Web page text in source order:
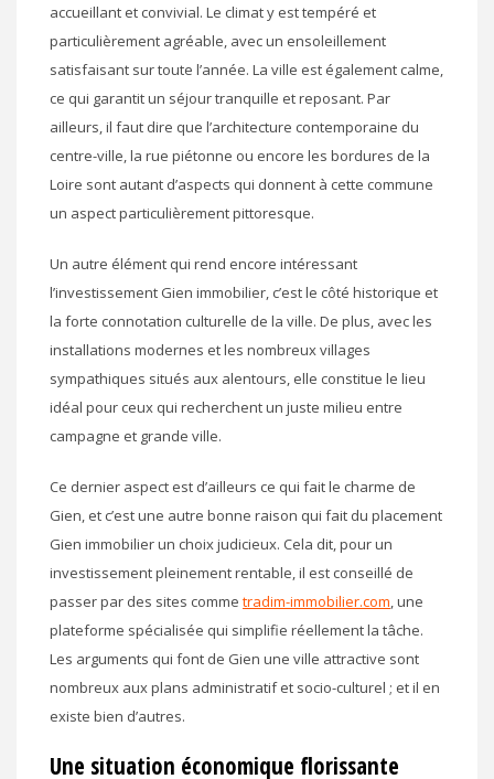
accueillant et convivial. Le climat y est tempéré et
particulièrement agréable, avec un ensoleillement
satisfaisant sur toute l’année. La ville est également calme,
ce qui garantit un séjour tranquille et reposant. Par
ailleurs, il faut dire que l’architecture contemporaine du
centre-ville, la rue piétonne ou encore les bordures de la
Loire sont autant d’aspects qui donnent à cette commune
un aspect particulièrement pittoresque.
Un autre élément qui rend encore intéressant
l’investissement Gien immobilier, c’est le côté historique et
la forte connotation culturelle de la ville. De plus, avec les
installations modernes et les nombreux villages
sympathiques situés aux alentours, elle constitue le lieu
idéal pour ceux qui recherchent un juste milieu entre
campagne et grande ville.
Ce dernier aspect est d’ailleurs ce qui fait le charme de
Gien, et c’est une autre bonne raison qui fait du placement
Gien immobilier un choix judicieux. Cela dit, pour un
investissement pleinement rentable, il est conseillé de
passer par des sites comme tradim-immobilier.com, une
plateforme spécialisée qui simplifie réellement la tâche.
Les arguments qui font de Gien une ville attractive sont
nombreux aux plans administratif et socio-culturel ; et il en
existe bien d’autres.
Une situation économique florissante